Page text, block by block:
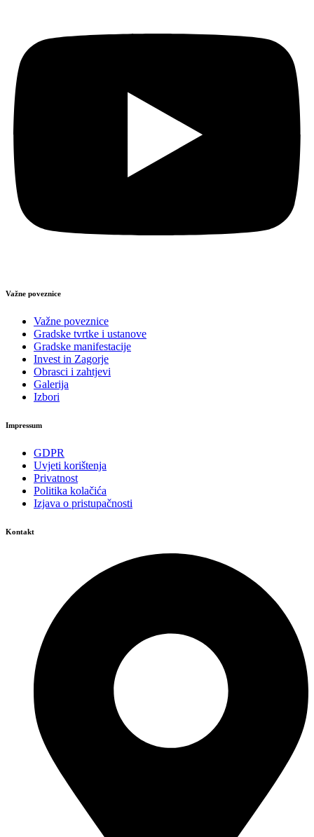
Važne poveznice
Važne poveznice
Gradske tvrtke i ustanove
Gradske manifestacije
Invest in Zagorje
Obrasci i zahtjevi
Galerija
Izbori
Impressum
GDPR
Uvjeti korištenja
Privatnost
Politika kolačića
Izjava o pristupačnosti
Kontakt